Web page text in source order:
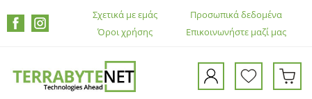
Σχετικά με εμάς
Επικοινωνήστε μαζί μας
Προσωπικά δεδομένα
Όροι χρήσης